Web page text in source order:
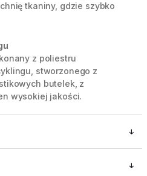
5 / 5
tkaniny, gdzie szybko
z poliestru
stworzonego z
butelek, z
wysokiej jakości.